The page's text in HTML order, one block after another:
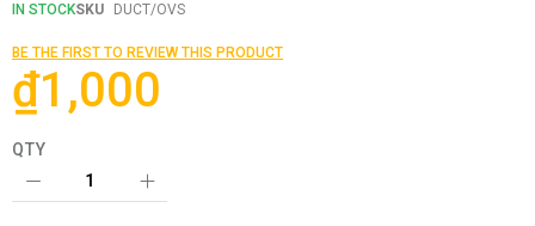
the
of
the
images
gallery
IN STOCKSKU DUCT/OVS
BE THE FIRST TO REVIEW THIS PRODUCT
₫1,000
QTY